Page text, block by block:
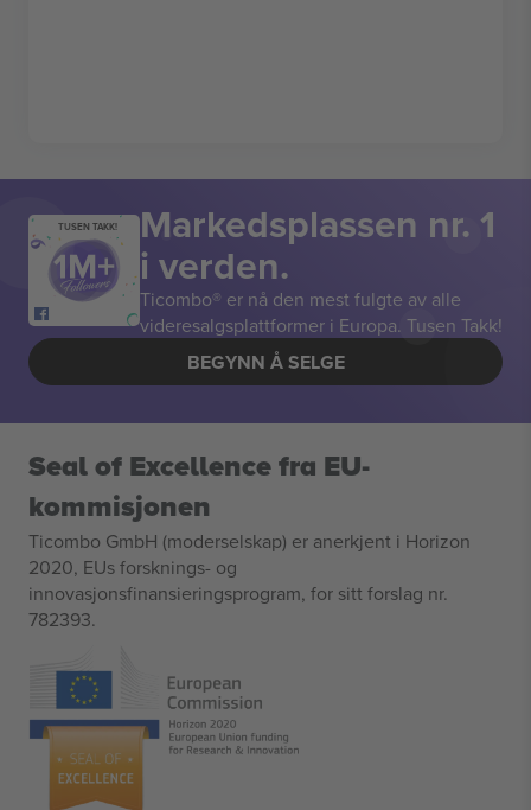
TUSEN TAKK! Markedsplassen nr. 1
i verden.
Ticombo® er nå den mest fulgte av alle
videresalgsplattformer i Europa. Tusen Takk!
BEGYNN Å SELGE
Seal of Excellence fra EU-
kommisjonen
Ticombo GmbH (moderselskap) er anerkjent i Horizon
2020, EUs forsknings- og
innovasjonsfinansieringsprogram, for sitt forslag nr.
782393.